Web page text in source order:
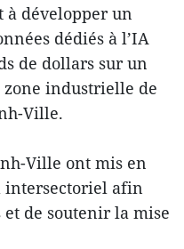
développer un
dédiés à l’IA
de dollars sur un
zone industrielle de
Ville.
Ville ont mis en
intersectoriel afin
et de soutenir la mise